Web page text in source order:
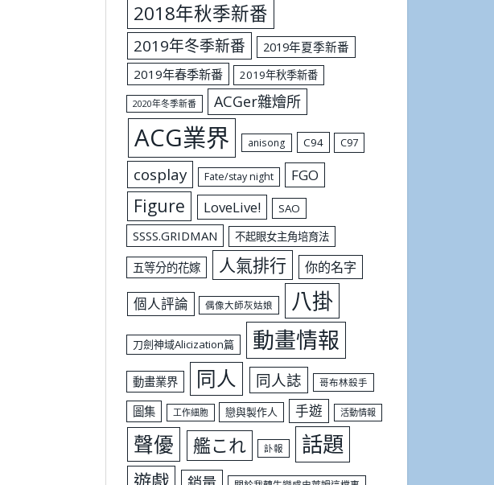
2018年秋季新番
2019年冬季新番
2019年夏季新番
2019年春季新番
2019年秋季新番
2020年冬季新番 ACGer雜燴所
ACG業界 anisong C94 C97
cosplay Fate/stay night FGO
Figure LoveLive! SAO
SSSS.GRIDMAN 不起眼女主角培育法
五等分的花嫁 人氣排行 你的名字
個人評論 偶像大師灰姑娘 八掛
刀劍神域Alicization篇 動畫情報
動畫業界 同人 同人誌 哥布林殺手
圖集 工作細胞 戀與製作人 手遊 活動情報
聲優 艦これ 訃報 話題